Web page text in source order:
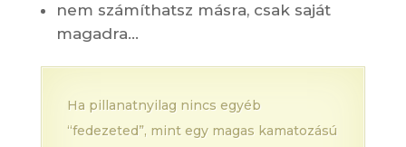
nem számíthatsz másra, csak saját
magadra…
Ha pillanatnyilag nincs egyéb
“fedezeted”, mint egy magas kamatozású